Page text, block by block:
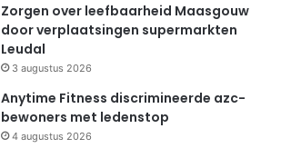
Zorgen over leefbaarheid Maasgouw
door verplaatsingen supermarkten
Leudal
3 augustus 2026
Anytime Fitness discrimineerde azc-
bewoners met ledenstop
4 augustus 2026